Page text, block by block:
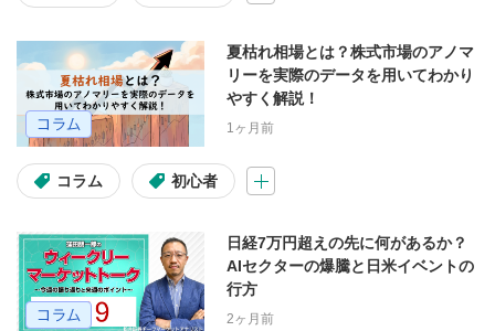
らくらく振替入金 ネットリンク入金
PC スマートフォン
夏枯れ相場とは？株式市場のアノマ
リーを実際のデータを用いてわかり
やすく解説！
1ヶ月前
コラム 初心者
日経7万円超えの先に何があるか？
AIセクターの爆騰と日米イベントの
行方
2ヶ月前